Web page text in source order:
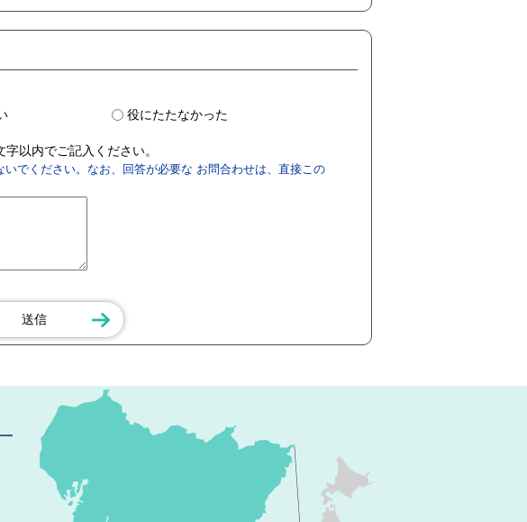
役にたたなかった
以内でご記入ください。
いでください。なお、回答が必要な お問合わせは、直接この